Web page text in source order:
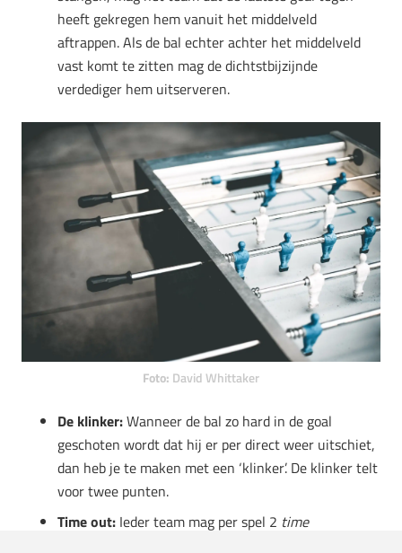
heeft gekregen hem vanuit het middelveld
aftrappen. Als de bal echter achter het middelveld
vast komt te zitten mag de dichtstbijzijnde
verdediger hem uitserveren.
Foto: David Whittaker
De klinker:Wanneer de bal zo hard in de goal
geschoten wordt dat hij er per direct weer uitschiet,
dan heb je te maken met een ‘klinker’. De klinker telt
voor twee punten.
Time out: Ieder team mag per spel 2 time